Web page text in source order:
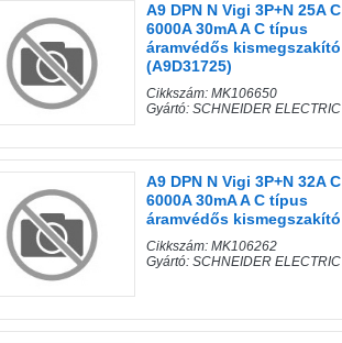
A9 DPN N Vigi 3P+N 25A C
6000A 30mA A C típus
áramvédős kismegszakító
(A9D31725)
Cikkszám: MK106650
Gyártó: SCHNEIDER ELECTRIC
A9 DPN N Vigi 3P+N 32A C
6000A 30mA A C típus
áramvédős kismegszakító
Cikkszám: MK106262
Gyártó: SCHNEIDER ELECTRIC